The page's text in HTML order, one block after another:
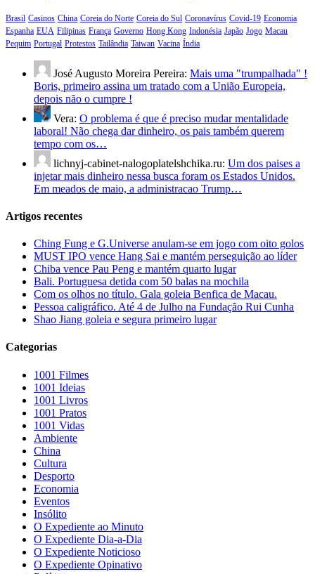
Brasil Casinos China Coreia do Norte Coreia do Sul Coronavírus Covid-19 Economia
Espanha EUA Filipinas França Governo Hong Kong Indonésia Japão Jogo Macau
Pequim Portugal Protestos Tailândia Taiwan Vacina Índia
José Augusto Moreira Pereira: Mais uma "trumpalhada" !
Boris, primeiro assina um tratado com a União Europeia,
depois não o cumpre !
Vera: O problema é que é preciso mudar mentalidade
laboral! Não chega dar dinheiro, os pais também querem
tempo com os…
lichnyj-cabinet-nalogoplatelshchika.ru: Um dos paises a
injetar mais dinheiro nessa busca foram os Estados Unidos.
Em meados de maio, a administracao Trump…
Artigos recentes
Ching Fung e G.Universe anulam-se em jogo com oito golos
MUST IPO vence Hang Sai e mantém perseguição ao líder
Chiba vence Pau Peng e mantém quarto lugar
Bali. Portuguesa detida com 50 balas na mochila
Com os olhos no título. Gala goleia Benfica de Macau.
Pessoa caligráfico. Até 4 de Julho na Fundação Rui Cunha
Shao Jiang goleia e segura primeiro lugar
Categorias
1001 Filmes
1001 Ideias
1001 Livros
1001 Pratos
1001 Vidas
Ambiente
China
Cultura
Desporto
Economia
Eventos
Insólito
O Expediente ao Minuto
O Expediente Dia-a-Dia
O Expediente Noticioso
O Expediente Opinativo